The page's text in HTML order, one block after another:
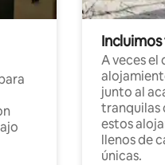
A veces el
junto al
tranquilas
estos
llenos de
únicas.